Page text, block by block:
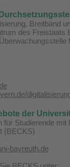
Breitband
des Freistaats
der
für Studierende mit
(BECKS)
bayreuth.de